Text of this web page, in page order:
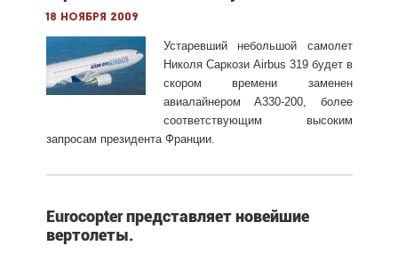
18 ноября 2009
Устаревший небольшой самолет
Николя Саркози Airbus 319 будет в
скором времени заменен
авиалайнером A330-200, более
соответствующим высоким
запросам президента Франции.
Eurocopter представляет новейшие
вертолеты.